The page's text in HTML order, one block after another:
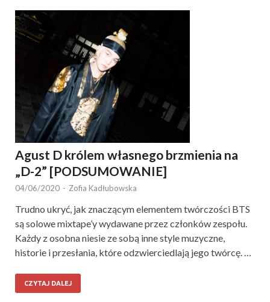
Agust D królem własnego brzmienia na
„D-2” [PODSUMOWANIE]
04/06/2020 - Zofia Kadłubowska
Trudno ukryć, jak znaczącym elementem twórczości BTS
są solowe mixtape’y wydawane przez członków zespołu.
Każdy z osobna niesie ze sobą inne style muzyczne,
historie i przesłania, które odzwierciedlają jego twórcę. …
CZYTAJ DALEJ